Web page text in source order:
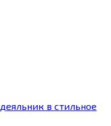
в стильное